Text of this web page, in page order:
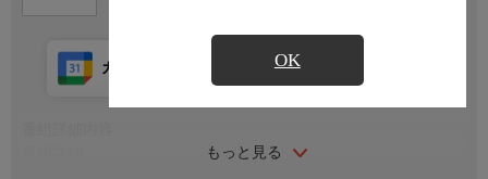
OK
もっと見る
カレンダー登録 アプリ視聴